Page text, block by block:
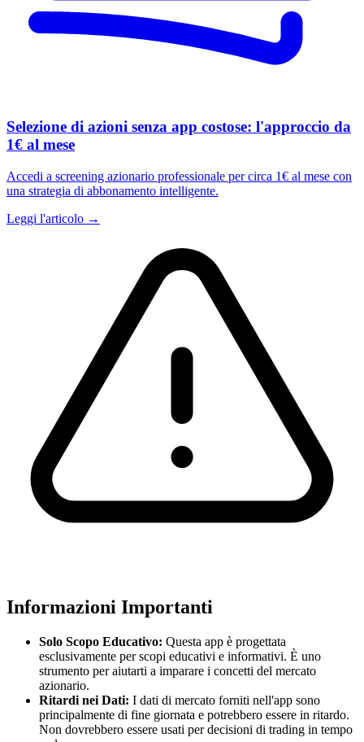
Selezione di azioni senza app costose: l'approccio da
1€ al mese
Accedi a screening azionario professionale per circa 1€ al mese con
una strategia di abbonamento intelligente.
Leggi l'articolo →
Informazioni Importanti
Solo Scopo Educativo: Questa app è progettata
esclusivamente per scopi educativi e informativi. È uno
strumento per aiutarti a imparare i concetti del mercato
azionario.
Ritardi nei Dati: I dati di mercato forniti nell'app sono
principalmente di fine giornata e potrebbero essere in ritardo.
Non dovrebbero essere usati per decisioni di trading in tempo